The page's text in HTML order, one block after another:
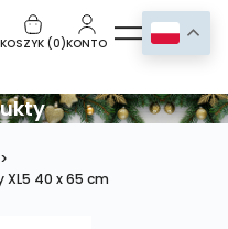
KOSZYK (0)KONTO
>
XL5 40 x 65 cm